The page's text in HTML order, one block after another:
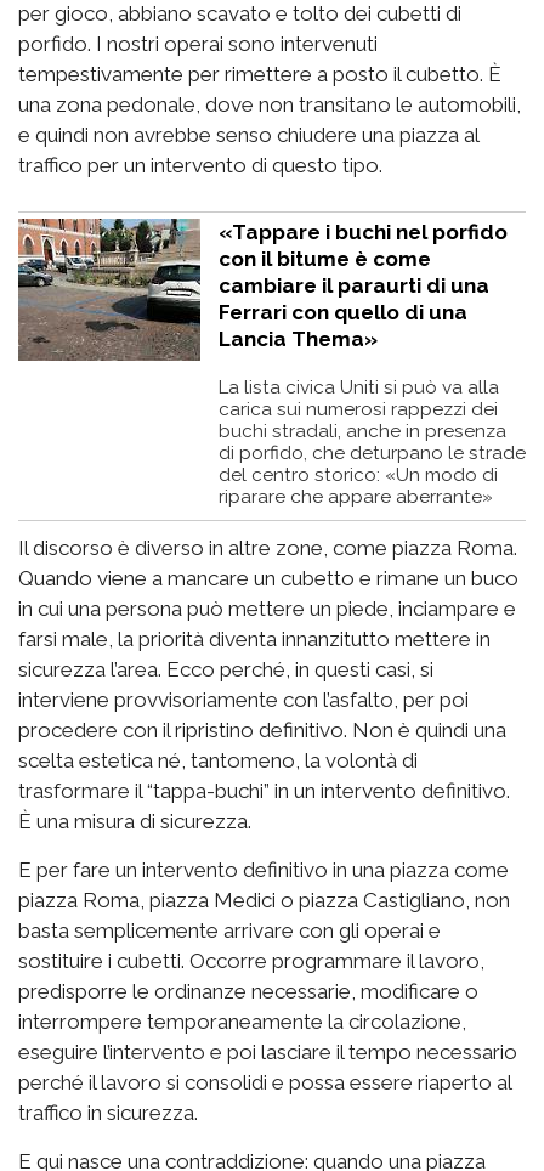
per gioco, abbiano scavato e tolto dei cubetti di
porfido. I nostri operai sono intervenuti
tempestivamente per rimettere a posto il cubetto. È
una zona pedonale, dove non transitano le automobili,
e quindi non avrebbe senso chiudere una piazza al
traffico per un intervento di questo tipo.
«Tappare i buchi nel porfido
con il bitume è come
cambiare il paraurti di una
Ferrari con quello di una
Lancia Thema»
La lista civica Uniti si può va alla
carica sui numerosi rappezzi dei
buchi stradali, anche in presenza
di porfido, che deturpano le strade
del centro storico: «Un modo di
riparare che appare aberrante»
Il discorso è diverso in altre zone, come piazza Roma.
Quando viene a mancare un cubetto e rimane un buco
in cui una persona può mettere un piede, inciampare e
farsi male, la priorità diventa innanzitutto mettere in
sicurezza l’area. Ecco perché, in questi casi, si
interviene provvisoriamente con l’asfalto, per poi
procedere con il ripristino definitivo. Non è quindi una
scelta estetica né, tantomeno, la volontà di
trasformare il “tappa-buchi” in un intervento definitivo.
È una misura di sicurezza.
E per fare un intervento definitivo in una piazza come
piazza Roma, piazza Medici o piazza Castigliano, non
basta semplicemente arrivare con gli operai e
sostituire i cubetti. Occorre programmare il lavoro,
predisporre le ordinanze necessarie, modificare o
interrompere temporaneamente la circolazione,
eseguire l’intervento e poi lasciare il tempo necessario
perché il lavoro si consolidi e possa essere riaperto al
traffico in sicurezza.
E qui nasce una contraddizione: quando una piazza